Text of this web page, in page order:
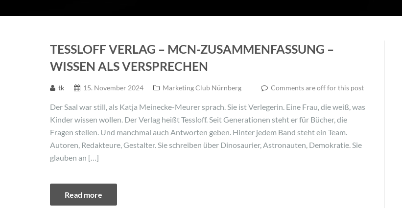
TESSLOFF VERLAG – MCN-ZUSAMMENFASSUNG –
WISSEN ALS VERSPRECHEN
tk 15. November 2024 Marketing Club Nürnberg Comments are off for this post
Der Saal war still, als Katja Meinecke-Meurer sprach. Sie ist Verlegerin. Eine Frau, die weiß, was
Kinder wissen wollen. Der Verlag heißt Tessloff. Seit Generationen steht er für Bücher, die
Fragen stellen. Und manchmal auch Antworten geben. Hinter jedem Band steht ein Team.
Autoren, Redakteure, Gestalter. Sie schreiben über Dinosaurier, Astronauten, Demokratie. Sie
glauben an […]
Read more